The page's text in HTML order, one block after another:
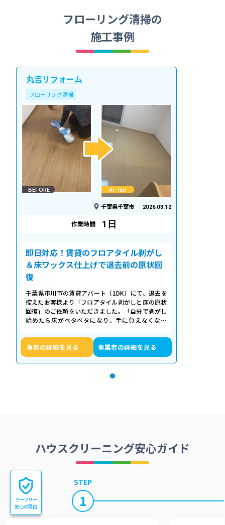
フローリング清掃の
施工事例
丸吉リフォーム
フローリング清掃
BEFORE AFTER
千葉県千葉市 2026.03.12
作業時間 1日
即日対応！賃貸のフロアタイル剥がし
＆床ワックス仕上げで退去前の原状回
復
千葉県市川市の賃貸アパート（1DK）にて、退去を
控えたお客様より「フロアタイル剥がしと床の原状
回復」のご依頼をいただきました。「自分で剥がし
始めたら床がベタベタになり、手に負えなくなっ
事例の詳細を見る 事業者の詳細を見る
ハウスクリーニング安心ガイド
STEP
1
セーフリー
安心の理由